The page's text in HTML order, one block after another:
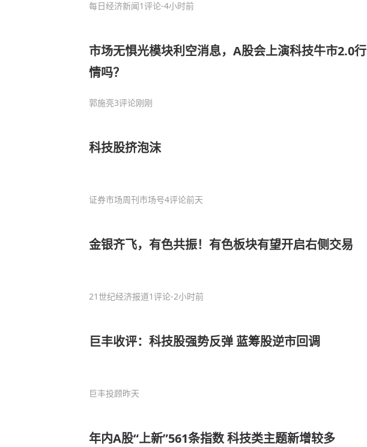
每日经济新闻1评论-4小时前
市场无惧光模块利空消息，A股会上演科技牛市2.0行
情吗？
郭施亮3评论刚刚
科技股挤泡沫
证券市场周刊市场号4评论前天
金银齐飞，有色共振！有色板块有望开启右侧交易
21世纪经济报道1评论-2小时前
巨丰收评：科技股强势反弹 蓝筹股逆市回调
巨丰投顾昨天
年内A股“上新”561条指数 科技类主题新增较多